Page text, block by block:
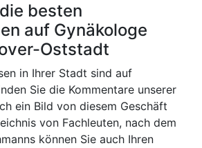
besten
auf Gynäkologe
Oststadt
in Ihrer Stadt sind auf
Sie die Kommentare unserer
ein Bild von diesem Geschäft
von Fachleuten, nach dem
können Sie auch Ihren